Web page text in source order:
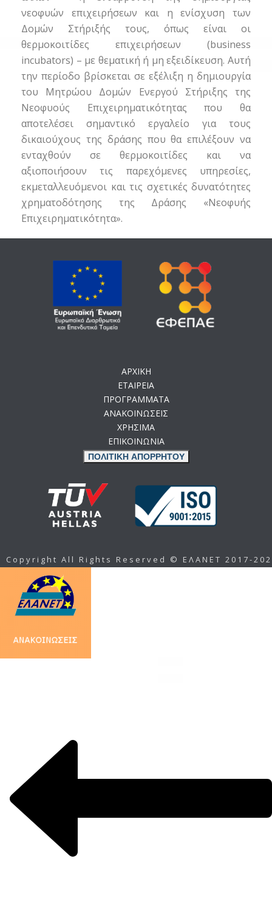
νεοφυών επιχειρήσεων και η ενίσχυση των
Δομών Στήριξής τους, όπως είναι οι
θερμοκοιτίδες επιχειρήσεων (business
incubators) – με θεματική ή μη εξειδίκευση. Αυτή
την περίοδο βρίσκεται σε εξέλιξη η δημιουργία
του Μητρώου Δομών Ενεργού Στήριξης της
Νεοφυούς Επιχειρηματικότητας που θα
αποτελέσει σημαντικό εργαλείο για τους
δικαιούχους της δράσης που θα επιλέξουν να
ενταχθούν σε θερμοκοιτίδες και να
αξιοποιήσουν τις παρεχόμενες υπηρεσίες,
εκμεταλλευόμενοι και τις σχετικές δυνατότητες
χρηματοδότησης της Δράσης «Νεοφυής
Επιχειρηματικότητα».
ΑΡΧΙΚΗ
ΕΤΑΙΡΕΙΑ
ΠΡΟΓΡΑΜΜΑΤΑ
ΑΝΑΚΟΙΝΩΣΕΙΣ
ΧΡΗΣΙΜΑ
ΕΠΙΚΟΙΝΩΝΙΑ
ΠΟΛΙΤΙΚΗ ΑΠΟΡΡΗΤΟΥ
Copyright All Rights Reserved © ΕΛΑΝΕΤ 2017-